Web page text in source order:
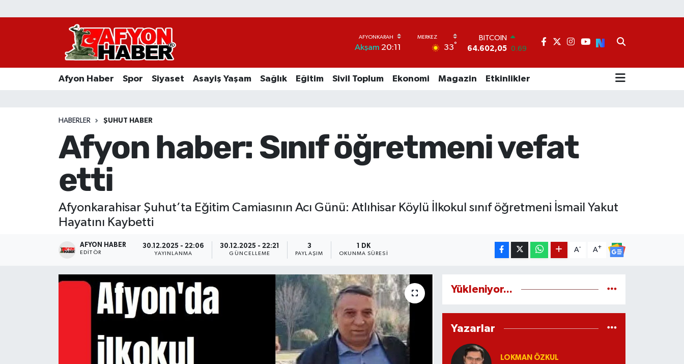
Akşam 20:11 33°
64.602,05 0.69
DOLAR
EURO
55,0700 0.1
BİST100
13.768
48
Afyon Haber Spor Siyaset Asayiş Yaşam Sağlık Eğitim Sivil Toplum Ekonomi Magazin Etkinlikler
HABERLER ŞUHUT HABER
Afyon haber: Sınıf öğretmeni vefat
etti
Afyonkarahisar Şuhut’ta Eğitim Camiasının Acı Günü: Atlıhisar Köylü İlkokul sınıf öğretmeni İsmail Yakut
Hayatını Kaybetti
AFYON HABER
EDITÖR
30.12.2025 - 22:06
YAYINLANMA
30.12.2025 - 22:21
GÜNCELLEME
3
PAYLAŞIM
1 DK
OKUNMA SÜRESI
A- A+
Yükleniyor...
Yazarlar
LOKMAN ÖZKUL
Afyon Haber
Asayiş Yaşam
Sivil Toplum
Ekonomi
Magazin